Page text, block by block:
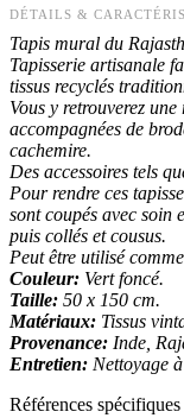
DÉTAILS &
Tapis mural du
Tapisserie artisanale
tissus recyclés
Vous y retrouverez
accompagnées de
cachemire.
Des accessoires tels
Pour rendre ces
sont coupés avec soin
puis collés et cousus.
Peut être utilisé
Couleur: Vert foncé.
Taille: 50 x 150 cm.
Matériaux: Tissus
Provenance: Inde,
Entretien: Nettoyage
Références spécifiques